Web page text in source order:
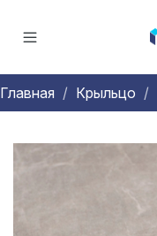
Главная Крыльцо